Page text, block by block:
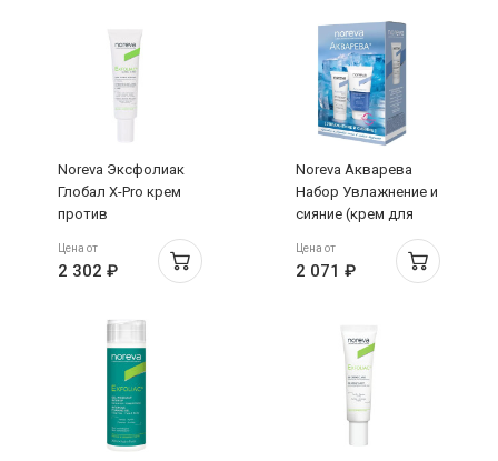
Noreva Эксфолиак
Глобал X-Pro крем
против
30мл
Цена от
2 302 ₽
Noreva Акварева
Набор Увлажнение и
сияние (крем для
лица 40мл + скарб
для лица 75мл)
Цена от
2 071 ₽